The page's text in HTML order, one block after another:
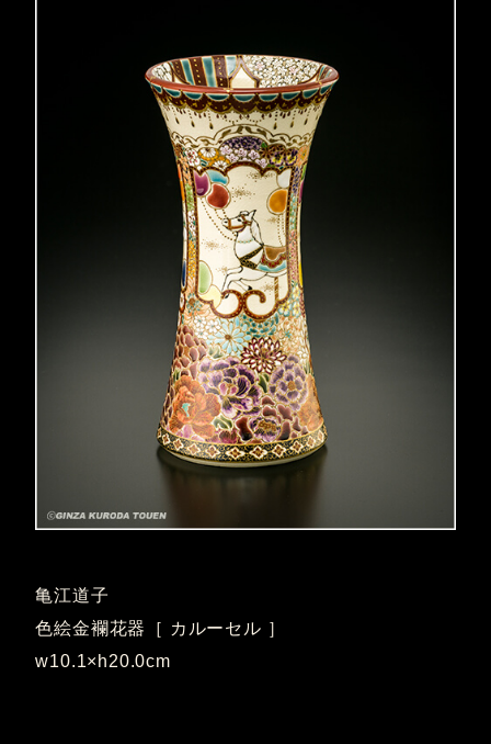
亀江道子
色絵金襴花器［ カルーセル ］
w10.1×h20.0cm